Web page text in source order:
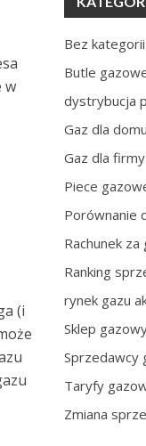
w
(i
Bez kategorii
Butle
dystrybucja
Gaz dla domu
Gaz dla firmy
Piece
Porównanie
Rachunek za
Ranking
rynek gazu
Sklep
Sprzedawcy
Taryfy
Zmiana